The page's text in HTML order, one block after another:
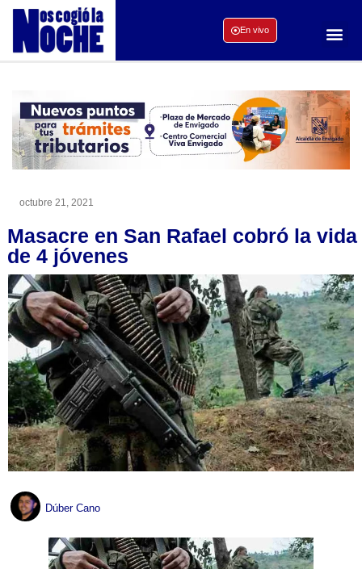
En vivo
octubre 21, 2021
Masacre en San Rafael cobró la vida
de 4 jóvenes
Dúber Cano